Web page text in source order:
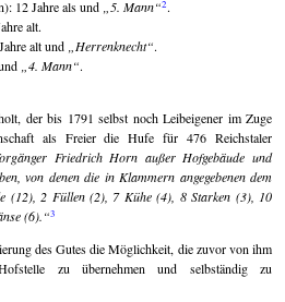
12 Jahre als und
5. Mann 2.
alt.
alt und
Herrenknecht .
4. Mann .
der bis 1791 selbst noch Leibeigener im Zuge
als Freier die Hufe für 476 Reichstaler
Friedrich Horn außer Hofgebäude und
von denen die in Klammern angegebenen dem
(12), 2 Füllen (2), 7 Kühe (4), 8 Starken (3), 10
(6).
3
des Gutes die Möglichkeit, die zuvor von ihm
zu übernehmen und selbständig zu